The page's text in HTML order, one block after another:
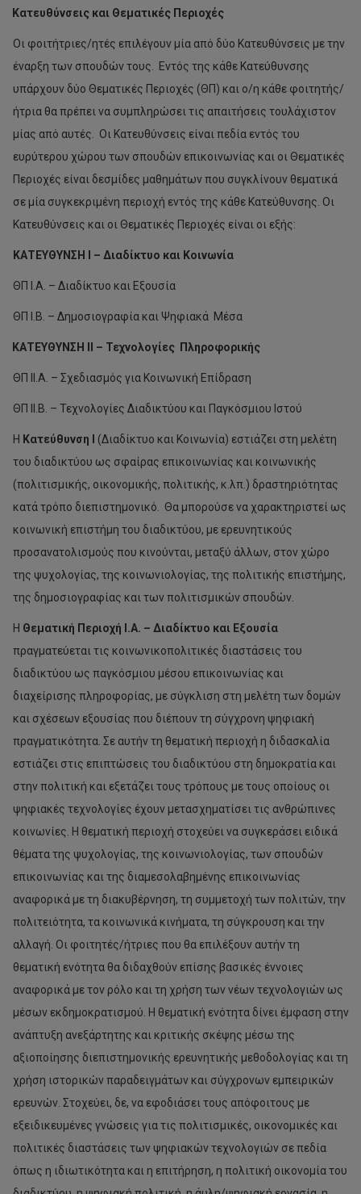
Κατευθύνσεις και Θεματικές Περιοχές
Οι φοιτήτριες/ητές επιλέγουν μία από δύο Κατευθύνσεις με την
έναρξη των σπουδών τους. Εντός της κάθε Κατεύθυνσης
υπάρχουν δύο Θεματικές Περιοχές (ΘΠ) και ο/η κάθε φοιτητής/
ήτρια θα πρέπει να συμπληρώσει τις απαιτήσεις τουλάχιστον
μίας από αυτές. Οι Κατευθύνσεις είναι πεδία εντός του
ευρύτερου χώρου των σπουδών επικοινωνίας και οι Θεματικές
Περιοχές είναι δεσμίδες μαθημάτων που συγκλίνουν θεματικά
σε μία συγκεκριμένη περιοχή εντός της κάθε Κατεύθυνσης. Οι
Κατευθύνσεις και οι Θεματικές Περιοχές είναι οι εξής:
ΚΑΤΕΥΘΥΝΣΗ Ι – Διαδίκτυο και Κοινωνία
ΘΠ I.Α. – Διαδίκτυο και Εξουσία
ΘΠ I.Β. – Δημοσιογραφία και Ψηφιακά Μέσα
ΚΑΤΕΥΘΥΝΣΗ ΙΙ – Τεχνολογίες Πληροφορικής
ΘΠ II.A. – Σχεδιασμός για Κοινωνική Επίδραση
ΘΠ II.B. – Τεχνολογίες Διαδικτύου και Παγκόσμιου Ιστού
Η Κατεύθυνση Ι (Διαδίκτυο και Κοινωνία) εστιάζει στη μελέτη
του διαδικτύου ως σφαίρας επικοινωνίας και κοινωνικής
(πολιτισμικής, οικονομικής, πολιτικής, κ.λπ.) δραστηριότητας
κατά τρόπο διεπιστημονικό. Θα μπορούσε να χαρακτηριστεί ως
κοινωνική επιστήμη του διαδικτύου, με ερευνητικούς
προσανατολισμούς που κινούνται, μεταξύ άλλων, στον χώρο
της ψυχολογίας, της κοινωνιολογίας, της πολιτικής επιστήμης,
της δημοσιογραφίας και των πολιτισμικών σπουδών.
Η Θεματική Περιοχή Ι.Α. – Διαδίκτυο και Εξουσία
πραγματεύεται τις κοινωνικοπολιτικές διαστάσεις του
διαδικτύου ως παγκόσμιου μέσου επικοινωνίας και
διαχείρισης πληροφορίας, με σύγκλιση στη μελέτη των δομών
και σχέσεων εξουσίας που διέπουν τη σύγχρονη ψηφιακή
πραγματικότητα. Σε αυτήν τη θεματική περιοχή η διδασκαλία
εστιάζει στις επιπτώσεις του διαδικτύου στη δημοκρατία και
στην πολιτική και εξετάζει τους τρόπους με τους οποίους οι
ψηφιακές τεχνολογίες έχουν μετασχηματίσει τις ανθρώπινες
κοινωνίες. Η θεματική περιοχή στοχεύει να συγκεράσει ειδικά
θέματα της ψυχολογίας, της κοινωνιολογίας, των σπουδών
επικοινωνίας και της διαμεσολαβημένης επικοινωνίας
αναφορικά με τη διακυβέρνηση, τη συμμετοχή των πολιτών, την
πολιτειότητα, τα κοινωνικά κινήματα, τη σύγκρουση και την
αλλαγή. Οι φοιτητές/ήτριες που θα επιλέξουν αυτήν τη
θεματική ενότητα θα διδαχθούν επίσης βασικές έννοιες
αναφορικά με τον ρόλο και τη χρήση των νέων τεχνολογιών ως
μέσων εκδημοκρατισμού. Η θεματική ενότητα δίνει έμφαση στην
ανάπτυξη ανεξάρτητης και κριτικής σκέψης μέσω της
αξιοποίησης διεπιστημονικής ερευνητικής μεθοδολογίας και τη
χρήση ιστορικών παραδειγμάτων και σύγχρονων εμπειρικών
ερευνών. Στοχεύει, δε, να εφοδιάσει τους απόφοιτους με
εξειδικευμένες γνώσεις για τις πολιτισμικές, οικονομικές και
πολιτικές διαστάσεις των ψηφιακών τεχνολογιών σε πεδία
όπως η ιδιωτικότητα και η επιτήρηση, η πολιτική οικονομία του